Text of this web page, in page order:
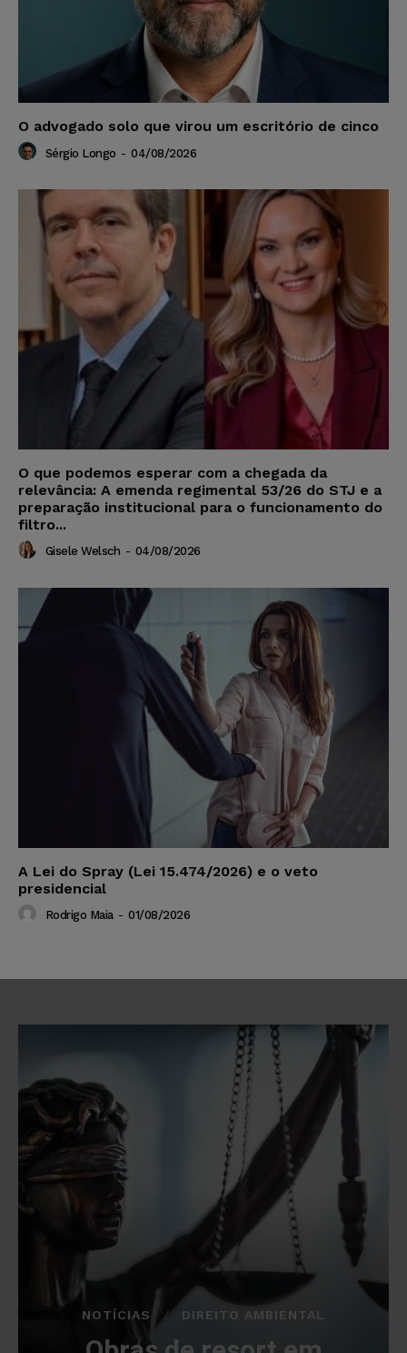
O advogado solo que virou um escritório de cinco
Sérgio Longo - 04/08/2026
O que podemos esperar com a chegada da
relevância: A emenda regimental 53/26 do STJ e a
preparação institucional para o funcionamento do
filtro...
Gisele Welsch - 04/08/2026
A Lei do Spray (Lei 15.474/2026) e o veto
presidencial
Rodrigo Maia - 01/08/2026